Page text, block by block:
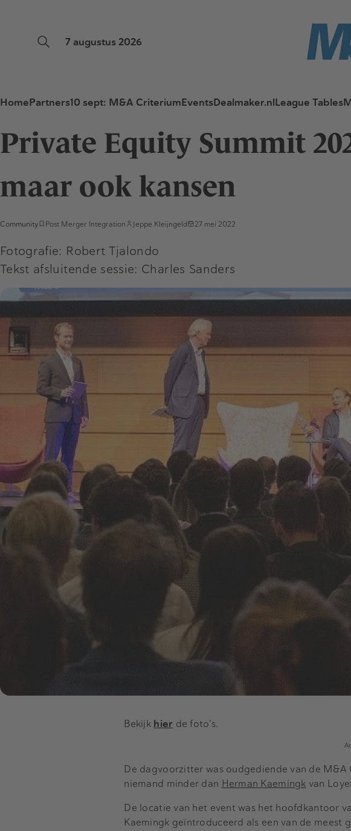
7 augustus 2026
HomePartners10 sept: M&A CriteriumEventsDealmaker.nlLeague Tables
Private Equity Summit
maar ook kansen
Community Post Merger Integration Jeppe Kleijngeld 27 mei 2022
Fotografie: Robert Tjalondo
Tekst afsluitende sessie: Charles Sanders
Bekijk hier de foto's.
De dagvoorzitter was oudgediende van de
niemand minder dan Herman Kaemingk van
De locatie van het event was het hoofdkantoor
Kaemingk geïntroduceerd als een van de meest